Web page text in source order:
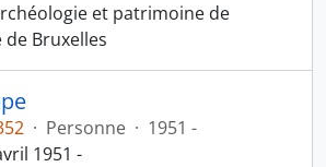
et patrimoine de
Bruxelles
· Personne · 1951 -
1951 -